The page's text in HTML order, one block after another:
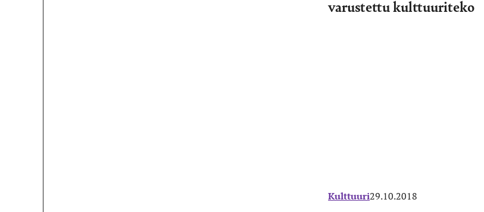
varustettu kulttuuriteko
Kulttuuri29.10.2018